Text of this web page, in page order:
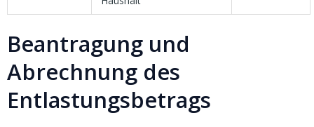
Beantragung und
Abrechnung des
Entlastungsbetrags